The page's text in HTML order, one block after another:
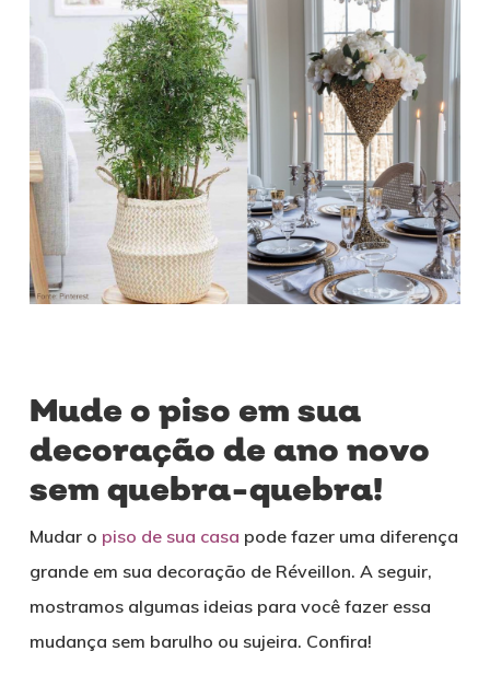
Mude o piso em sua
decoração de ano novo
sem quebra-quebra!
Mudar o piso de sua casa pode fazer uma diferença
grande em sua decoração de Réveillon. A seguir,
mostramos algumas ideias para você fazer essa
mudança sem barulho ou sujeira. Confira!